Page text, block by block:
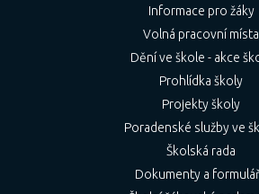
Informace pro žáky
Volná pracovní místa
Dění ve škole - akce
Prohlídka školy
Projekty školy
Poradenské služby ve
Školská rada
Dokumenty a